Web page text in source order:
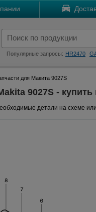
Популярные запросы: HR2470
для Макита 9027S
9027S -
детали на схеме